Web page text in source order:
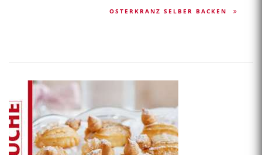
OSTERKRANZ SELBER BACKEN